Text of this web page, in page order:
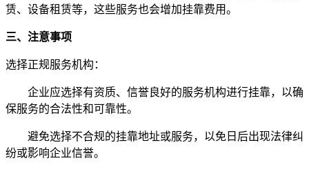
赁、设备租赁等，这些服务也会增加挂靠费用。
三、注意事项
选择正规服务机构：
企业应选择有资质、信誉良好的服务机构进行挂靠，以确
保服务的合法性和可靠性。
避免选择不合规的挂靠地址或服务，以免日后出现法律纠
纷或影响企业信誉。